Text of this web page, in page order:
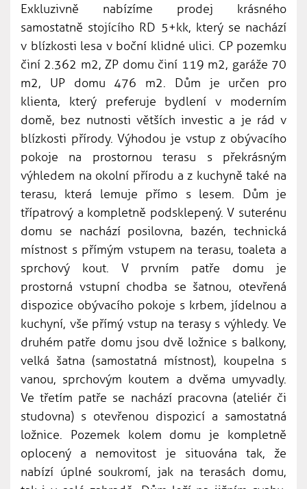
Exkluzivně nabízíme prodej krásného
samostatně stojícího RD 5+kk, který se nachází
v blízkosti lesa v boční klidné ulici. CP pozemku
činí 2.362 m2, ZP domu činí 119 m2, garáže 70
m2, UP domu 476 m2. Dům je určen pro
klienta, který preferuje bydlení v moderním
domě, bez nutnosti větších investic a je rád v
blízkosti přírody. Výhodou je vstup z obývacího
pokoje na prostornou terasu s překrásným
výhledem na okolní přírodu a z kuchyně také na
terasu, která lemuje přímo s lesem. Dům je
třípatrový a kompletně podsklepený. V suterénu
domu se nachází posilovna, bazén, technická
místnost s přímým vstupem na terasu, toaleta a
sprchový kout. V prvním patře domu je
prostorná vstupní chodba se šatnou, otevřená
dispozice obývacího pokoje s krbem, jídelnou a
kuchyní, vše přímý vstup na terasy s výhledy. Ve
druhém patře domu jsou dvě ložnice s balkony,
velká šatna (samostatná místnost), koupelna s
vanou, sprchovým koutem a dvěma umyvadly.
Ve třetím patře se nachází pracovna (ateliér či
studovna) s otevřenou dispozicí a samostatná
ložnice. Pozemek kolem domu je kompletně
oplocený a nemovitost je situována tak, že
nabízí úplné soukromí, jak na terasách domu,